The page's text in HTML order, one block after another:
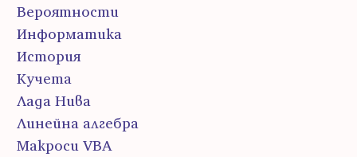
Вероятности
Информатика
История
Кучета
Лада Нива
Линейна алгебра
Макроси VBA